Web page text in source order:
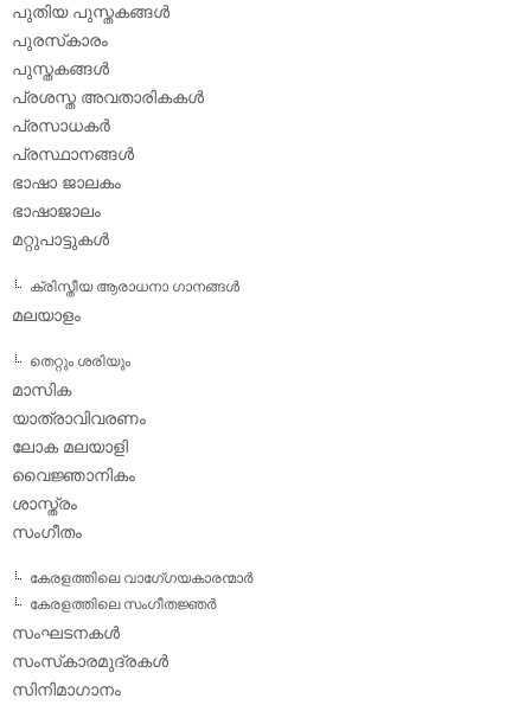
പുതിയ പുസ്തകങ്ങള്‍
പുരസ്‌കാരം
പുസ്തകങ്ങള്‍
പ്രശസ്ത അവതാരികകള്‍
പ്രസാധകര്‍
പ്രസ്ഥാനങ്ങള്‍
ഭാഷാ ജാലകം
ഭാഷാജാലം
മറ്റുപാട്ടുകള്‍
ക്രിസ്തീയ ആരാധനാ ഗാനങ്ങള്‍
മലയാളം
തെറ്റും ശരിയും
മാസിക
യാത്രാവിവരണം
ലോക മലയാളി
വൈജ്ഞാനികം
ശാസ്ത്രം
സംഗീതം
കേരളത്തിലെ വാഗേ്ഗയകാരന്മാര്‍
കേരളത്തിലെ സംഗീതജ്ഞര്‍
സംഘടനകള്‍
സംസ്‌കാരമുദ്രകള്‍
സിനിമാഗാനം